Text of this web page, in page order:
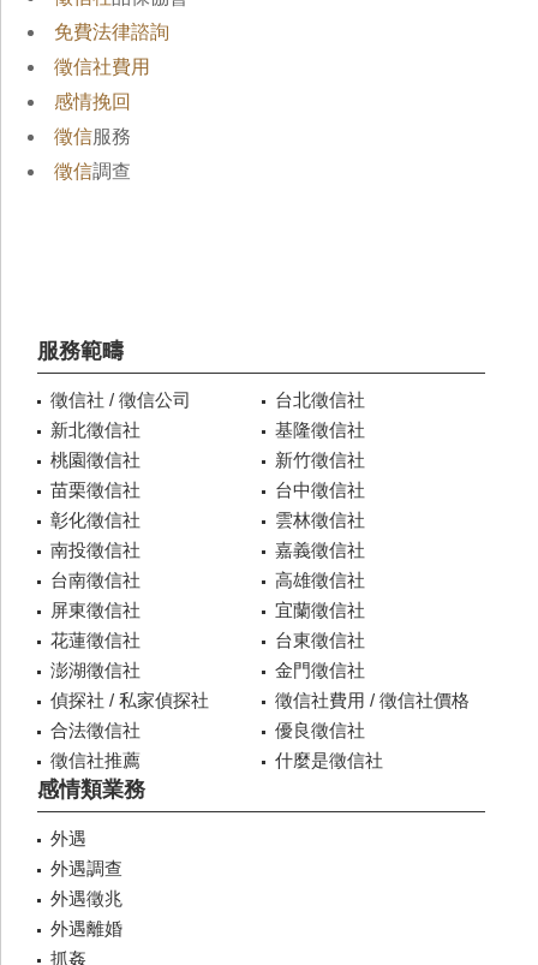
免費法律諮詢
徵信社費用
感情挽回
徵信服務
徵信調查
服務範疇
徵信社 / 徵信公司
台北徵信社
新北徵信社
基隆徵信社
桃園徵信社
新竹徵信社
苗栗徵信社
台中徵信社
彰化徵信社
雲林徵信社
南投徵信社
嘉義徵信社
台南徵信社
高雄徵信社
屏東徵信社
宜蘭徵信社
花蓮徵信社
台東徵信社
澎湖徵信社
金門徵信社
偵探社 / 私家偵探社
徵信社費用 / 徵信社價格
合法徵信社
優良徵信社
徵信社推薦
什麼是徵信社
感情類業務
外遇
外遇調查
外遇徵兆
外遇離婚
抓姦